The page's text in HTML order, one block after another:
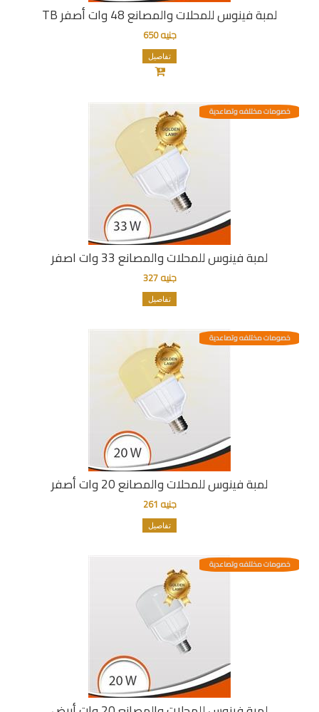
لمبة فينوس للمحلات والمصانع 48 وات أصفر TB
جنيه 650
تفاصيل
لمبة فينوس للمحلات والمصانع 33 وات اصفر
خصومات مختلفه وتصاعدية
جنيه 327
تفاصيل
لمبة فينوس للمحلات والمصانع 20 وات أصفر
خصومات مختلفه وتصاعدية
جنيه 261
تفاصيل
خصومات مختلفه وتصاعدية